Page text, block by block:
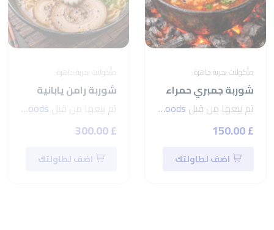
مأكولات بحرية جاهزة
شوربة جمبري حمراء
تم بيعها من قبل seven foods
£ 150.00
اضف لطاولتك
مأكولات بحرية جاهزة
شوربة رامن يابانية
تم بيعها من قبل seven foods
£ 300.00
اضف لطاولتك